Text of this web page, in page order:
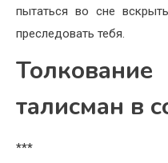
пытаться во сне
преследовать тебя.
талисман в
***